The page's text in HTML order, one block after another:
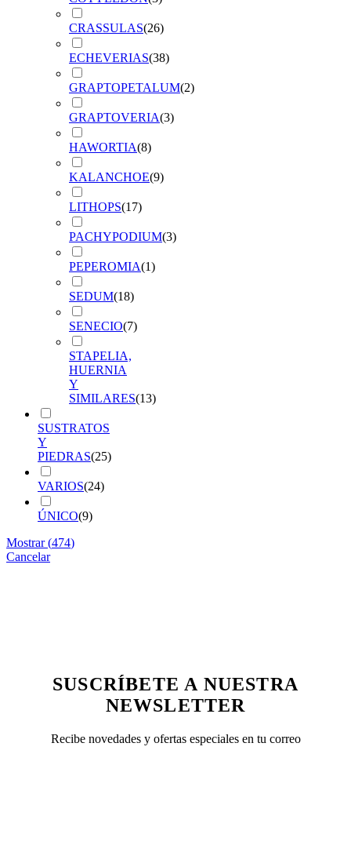
CRASSULAS(26)
ECHEVERIAS(38)
GRAPTOPETALUM(2)
GRAPTOVERIA(3)
HAWORTIA(8)
KALANCHOE(9)
LITHOPS(17)
PACHYPODIUM(3)
PEPEROMIA(1)
SEDUM(18)
SENECIO(7)
STAPELIA,
HUERNIA
Y
SIMILARES(13)
SUSTRATOS
Y
PIEDRAS(25)
VARIOS(24)
ÚNICO(9)
Mostrar(474)
Cancelar
SUSCRÍBETE A NUESTRA
NEWSLETTER
Recibe novedades y ofertas especiales en tu correo